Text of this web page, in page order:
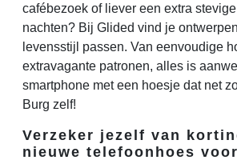
cafébezoek of liever een extra
nachten? Bij Glided vind je
levensstijl passen. Van eenvoudige
extravagante patronen, alles is
smartphone met een hoesje dat net
Burg zelf!
Verzeker jezelf van
nieuwe telefoonhoes